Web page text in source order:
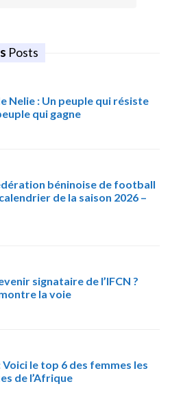
Posts
Nelie : Un peuple qui résiste
qui gagne
béninoise de football
de la saison 2026 –
signataire de l’IFCN ?
la voie
le top 6 des femmes les
de l’Afrique